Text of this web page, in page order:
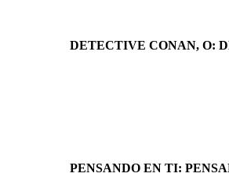
DETECTIVE CONAN, O:
PENSANDO EN TI: